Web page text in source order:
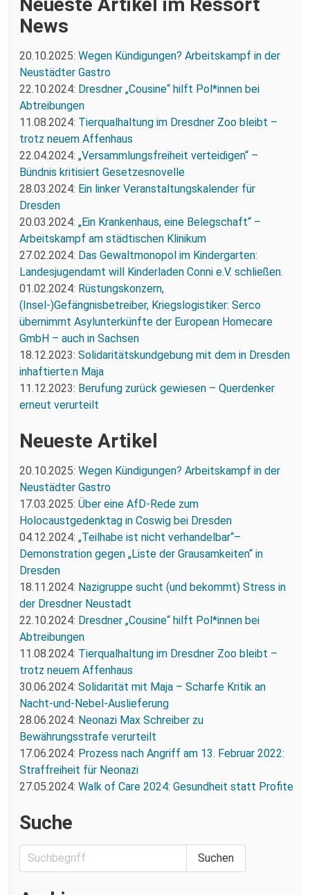
News
20.10.2025: Wegen Kündigungen? Arbeitskampf in der
Neustädter Gastro
22.10.2024: Dresdner „Cousine“ hilft Pol*innen bei
Abtreibungen
11.08.2024: Tierqualhaltung im Dresdner Zoo bleibt –
trotz neuem Affenhaus
22.04.2024: „Versammlungsfreiheit verteidigen“ –
Bündnis kritisiert Gesetzesnovelle
28.03.2024: Ein linker Veranstaltungskalender für
Dresden
20.03.2024: „Ein Krankenhaus, eine Belegschaft“ –
Arbeitskampf am städtischen Klinikum
27.02.2024: Das Gewaltmonopol im Kindergarten:
Landesjugendamt will Kinderladen Conni e.V. schließen.
01.02.2024: Rüstungskonzern,
(Insel-)Gefängnisbetreiber, Kriegslogistiker: Serco
übernimmt Asylunterkünfte der European Homecare
GmbH – auch in Sachsen
18.12.2023: Solidaritätskundgebung mit dem in Dresden
inhaftierte:n Maja
11.12.2023: Berufung zurück gewiesen – Querdenker
erneut verurteilt
Neueste Artikel
20.10.2025: Wegen Kündigungen? Arbeitskampf in der
Neustädter Gastro
17.03.2025: Über eine AfD-Rede zum
Holocaustgedenktag in Coswig bei Dresden
04.12.2024: „Teilhabe ist nicht verhandelbar“–
Demonstration gegen „Liste der Grausamkeiten“ in
Dresden
18.11.2024: Nazigruppe sucht (und bekommt) Stress in
der Dresdner Neustadt
22.10.2024: Dresdner „Cousine“ hilft Pol*innen bei
Abtreibungen
11.08.2024: Tierqualhaltung im Dresdner Zoo bleibt –
trotz neuem Affenhaus
30.06.2024: Solidarität mit Maja – Scharfe Kritik an
Nacht-und-Nebel-Auslieferung
28.06.2024: Neonazi Max Schreiber zu
Bewährungsstrafe verurteilt
17.06.2024: Prozess nach Angriff am 13. Februar 2022:
Straffreiheit für Neonazi
27.05.2024: Walk of Care 2024: Gesundheit statt Profite
Suche